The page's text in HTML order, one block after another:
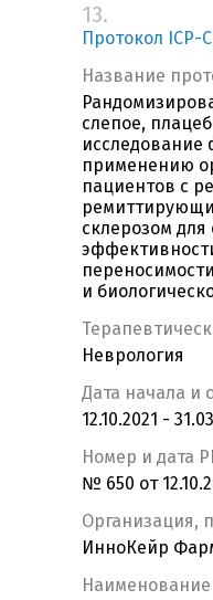
13.
Протокол ICP-
Название
слепое,
исследование
применению
пациентов с
склерозом для
и
Неврология
Дата начала и
12.10.2021 -
Номер и дата
№ 650 от
Организация,
ИнноКейр
Наименование